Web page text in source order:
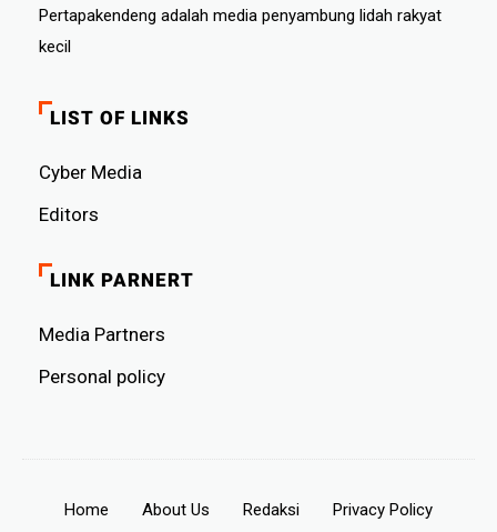
Pertapakendeng adalah media penyambung lidah rakyat
kecil
LIST OF LINKS
Cyber ​​Media
Editors
LINK PARNERT
Media Partners
Personal policy
Home About Us Redaksi Privacy Policy